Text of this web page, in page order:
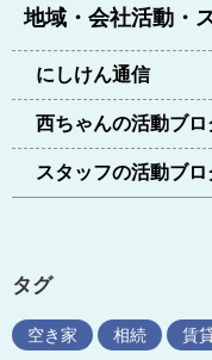
地域・会社活動・
にしけん通信
西ちゃんの活動ブロ
スタッフの活動ブロ
タグ
空き家 相続 賃